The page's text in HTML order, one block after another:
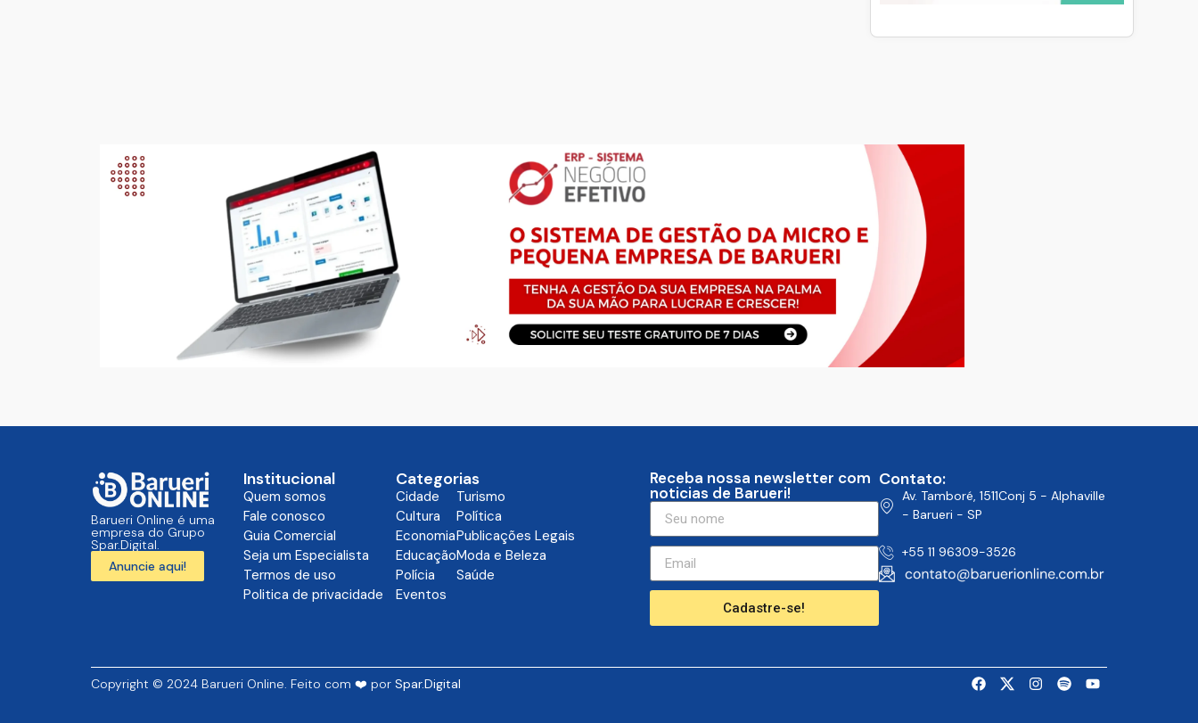
Barueri Online é uma
empresa do Grupo
Spar.Digital.
Anuncie aqui!
Institucional
Quem somos
Fale conosco
Guia Comercial
Seja um Especialista
Termos de uso
Politica de privacidade
Categorias
Cidade
Cultura
Economia
Educação
Polícia
Eventos
Turismo
Política
Publicações Legais
Moda e Beleza
Saúde
Receba nossa newsletter com
noticias de Barueri!
Cadastre-se!
Contato:
Av. Tamboré, 1511Conj 5 - Alphaville
- Barueri - SP
+55 11 96309-3526
Copyright © 2024 Barueri Online. Feito com ❤️ por Spar.Digital